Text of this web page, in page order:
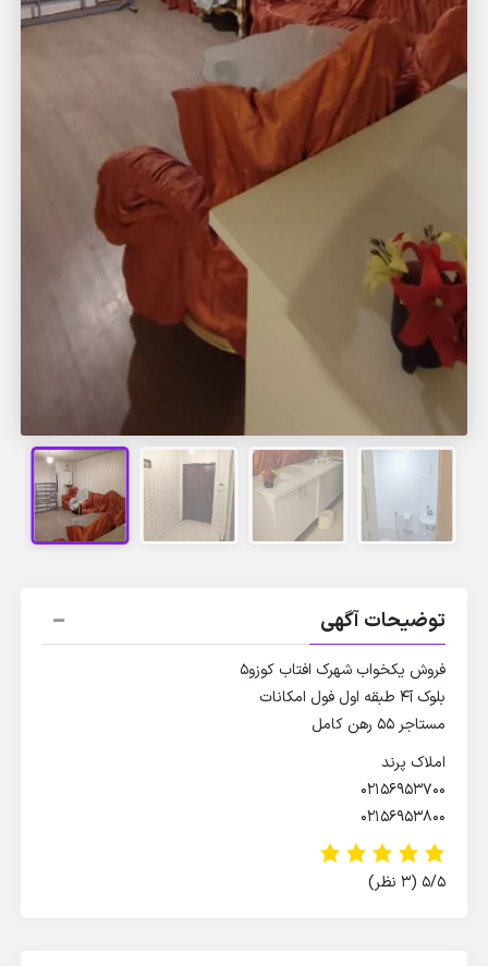
توضیحات آگهی
فروش یکخواب شهرک افتاب کوزو۵
بلوک آ۴ طبقه ا‌ول فول امکانات
مستاجر ۵۵ رهن کامل
املاک پرند
۰۲۱۵۶۹۵۳۷۰۰
۰۲۱۵۶۹۵۳۸۰۰
5/5 (3 نظر)